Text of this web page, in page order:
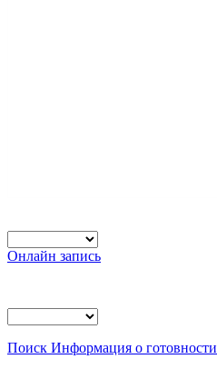
Онлайн запись
Поиск Информация о готовности